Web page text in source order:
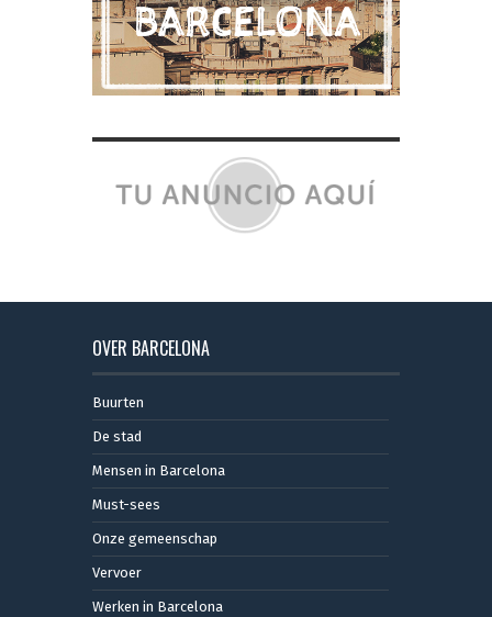
OVER BARCELONA
Buurten
De stad
Mensen in Barcelona
Must-sees
Onze gemeenschap
Vervoer
Werken in Barcelona